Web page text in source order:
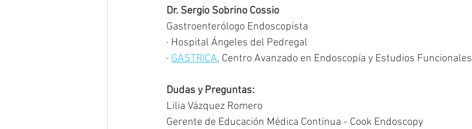
Dr. Sergio Sobrino Cossio
Gastroenterólogo Endoscopista
· Hospital Ángeles del Pedregal
· GASTRICA, Centro Avanzado en Endoscopía y Estudios Funcionales
Dudas y Preguntas:
Lilia Vázquez Romero
Gerente de Educación Médica Continua - Cook Endoscopy